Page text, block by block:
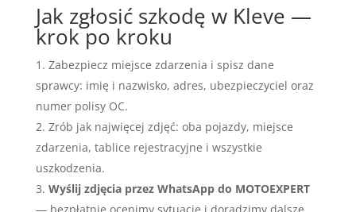
Jak zgłosić szkodę w Kleve —
krok po kroku
Zabezpiecz miejsce zdarzenia i spisz dane
sprawcy: imię i nazwisko, adres, ubezpieczyciel oraz
numer polisy OC.
Zrób jak najwięcej zdjęć: oba pojazdy, miejsce
zdarzenia, tablice rejestracyjne i wszystkie
uszkodzenia.
Wyślij zdjęcia przez WhatsApp do MOTOEXPERT